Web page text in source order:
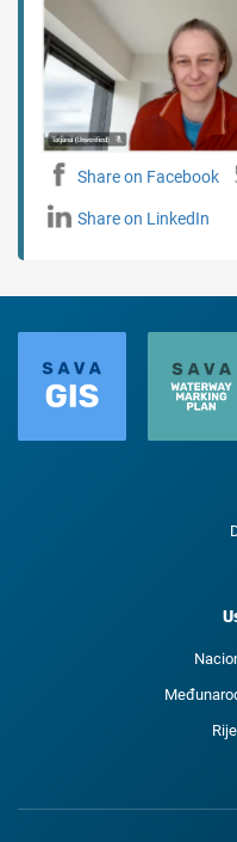
Share on Facebook
Share on LinkedIn